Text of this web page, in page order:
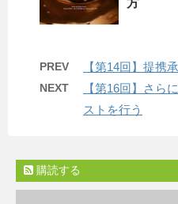
PREV 【第14回】提携
NEXT
【第16回】さら
ストを行う
購読する